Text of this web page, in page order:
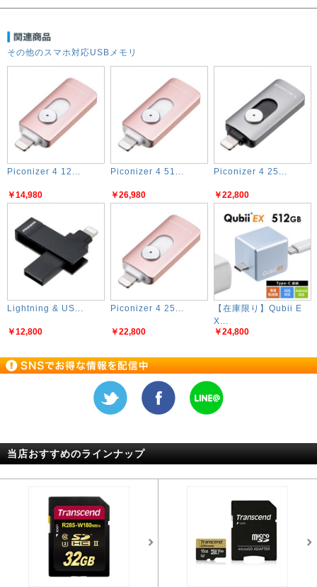
その他のスマホ対応USBメモリ
Piconizer 4 12...
￥14,980
Piconizer 4 51...
￥26,980
Piconizer 4 25...
￥22,800
Lightning & US...
￥12,800
Piconizer 4 25...
￥22,800
【在庫限り】Qubii E
X...
￥24,800
当店おすすめのラインナップ